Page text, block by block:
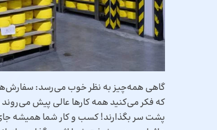
گاهی همه‌چیز به نظر خوب می‌رسد: سفارش‌ها
که فکر می‌کنید همه کارها عالی پیش
پشت سر بگذارند! کسب و کار شما همیشه جای